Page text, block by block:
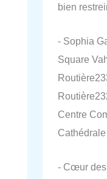
bien
- Sophia
Square
Centre
- Cœur des